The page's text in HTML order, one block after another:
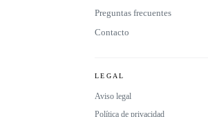
Preguntas frecuentes
Contacto
LEGAL
Aviso legal
Política de privacidad